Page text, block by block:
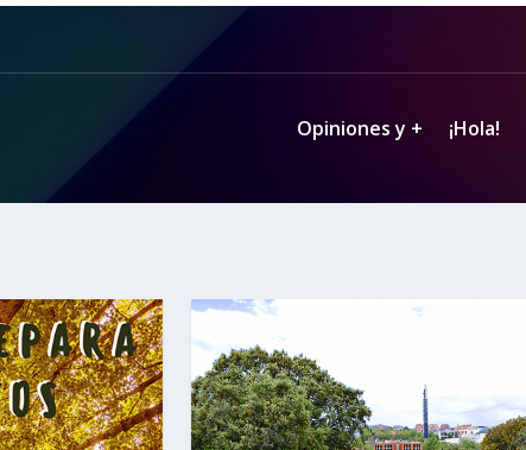
Opiniones y + ¡Hola!